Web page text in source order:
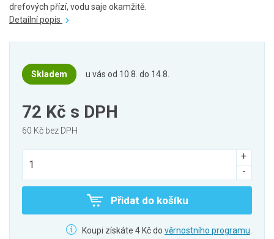
drefových přízí, vodu saje okamžitě.
Detailní popis
Skladem u vás od 10.8. do 14.8.
72 Kč s DPH
60 Kč bez DPH
Přidat do košíku
Koupi získáte 4 Kč do věrnostního programu.